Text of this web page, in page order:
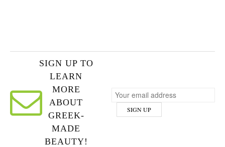
SIGN UP TO
LEARN
MORE
ABOUT
GREEK-
MADE
BEAUTY!